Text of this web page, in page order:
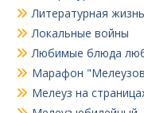
Литературная жизнь
Локальные войны
Любимые блюда
Марафон
Мелеуз на